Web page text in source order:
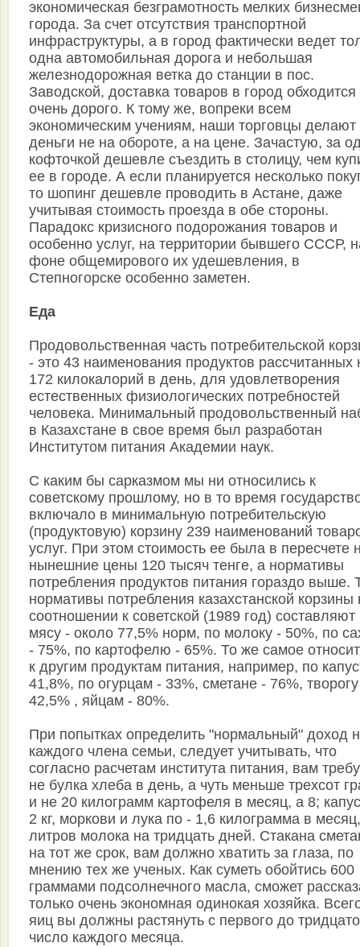
экономическая безграмотность мелких
города. За счет отсутствия транспортной
инфраструктуры, а в город фактически ведет
одна автомобильная дорога и небольшая
железнодорожная ветка до станции в пос.
Заводской, доставка товаров в город обходится
очень дорого. К тому же, вопреки всем
экономическим учениям, наши торговцы делают
деньги не на обороте, а на цене. Зачастую, за
кофточкой дешевле съездить в столицу, чем
ее в городе. А если планируется несколько
то шопинг дешевле проводить в Астане, даже
учитывая стоимость проезда в обе стороны.
Парадокс кризисного подорожания товаров и
особенно услуг, на территории бывшего СССР,
фоне общемирового их удешевления, в
Степногорске особенно заметен.
Еда
Продовольственная часть потребительской
- это 43 наименования продуктов рассчитанных
172 килокалорий в день, для удовлетворения
естественных физиологических потребностей
человека. Минимальный продовольственный
в Казахстане в свое время был разработан
Институтом питания Академии наук.
С каким бы сарказмом мы ни относились к
советскому прошлому, но в то время
включало в минимальную потребительскую
(продуктовую) корзину 239 наименований
услуг. При этом стоимость ее была в пересчете
нынешние цены 120 тысяч тенге, а нормативы
потребления продуктов питания гораздо выше.
нормативы потребления казахстанской корзины
соотношении к советской (1989 год) составляют
мясу - около 77,5% норм, по молоку - 50%, по
- 75%, по картофелю - 65%. То же самое
к другим продуктам питания, например, по
41,8%, по огурцам - 33%, сметане - 76%,
42,5% , яйцам - 80%.
При попытках определить "нормальный" доход
каждого члена семьи, следует учитывать, что
согласно расчетам института питания, вам
не булка хлеба в день, а чуть меньше трехсот
и не 20 килограмм картофеля в месяц, а 8;
2 кг, моркови и лука по - 1,6 килограмма в
литров молока на тридцать дней. Стакана
на тот же срок, вам должно хватить за глаза, по
мнению тех же ученых. Как суметь обойтись 600
граммами подсолнечного масла, сможет
только очень экономная одинокая хозяйка.
яиц вы должны растянуть с первого до
число каждого месяца.